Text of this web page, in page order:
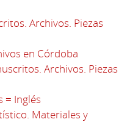
Archivos. Piezas
en Córdoba
Archivos. Piezas
= Inglés
Materiales y